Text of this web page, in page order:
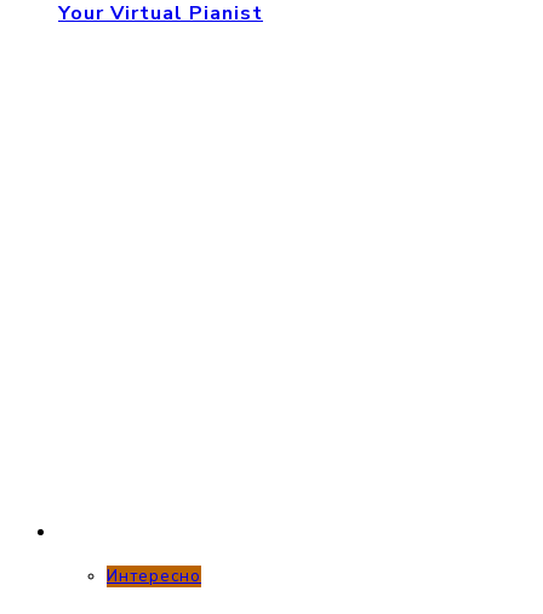
Your Virtual Pianist
Интересно